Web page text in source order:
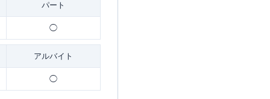
パート
◯
アルバイト
◯